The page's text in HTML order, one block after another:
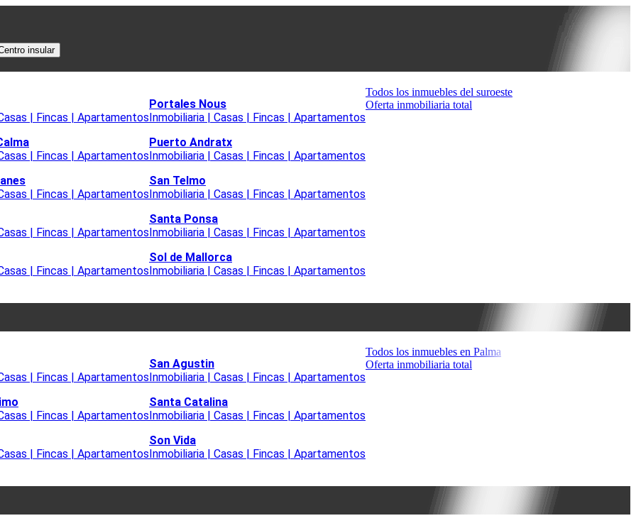
insular
| Fincas | Apartamentos
| Fincas | Apartamentos
| Fincas | Apartamentos
| Fincas | Apartamentos
| Fincas | Apartamentos
Portales Nous
Inmobiliaria | Casas | Fincas | Apartamentos
Puerto Andratx
Inmobiliaria | Casas | Fincas | Apartamentos
San Telmo
Inmobiliaria | Casas | Fincas | Apartamentos
Santa Ponsa
Inmobiliaria | Casas | Fincas | Apartamentos
Sol de Mallorca
Inmobiliaria | Casas | Fincas | Apartamentos
Todos los inmuebles del suroeste
Oferta inmobiliaria total
| Fincas | Apartamentos
| Fincas | Apartamentos
| Fincas | Apartamentos
San Agustin
Inmobiliaria | Casas | Fincas | Apartamentos
Santa Catalina
Inmobiliaria | Casas | Fincas | Apartamentos
Son Vida
Inmobiliaria | Casas | Fincas | Apartamentos
Todos los inmuebles en Palma
Oferta inmobiliaria total